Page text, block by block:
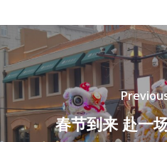
春节到来 赴一